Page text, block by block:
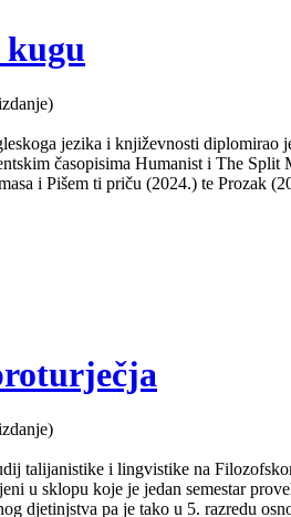
jezika i književnosti
časopisima Humanist i The
i Pišem ti priču (2024.) te Prozak
talijanistike i lingvistike na
u sklopu koje je jedan semestar
djetinjstva pa je tako u 5. razredu